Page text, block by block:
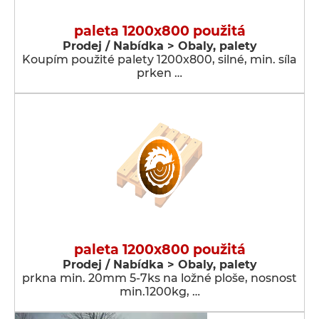
paleta 1200x800 použitá
Prodej / Nabídka > Obaly, palety
Koupím použité palety 1200x800, silné, min. síla
prken …
paleta 1200x800 použitá
Prodej / Nabídka > Obaly, palety
prkna min. 20mm 5-7ks na ložné ploše, nosnost
min.1200kg, …